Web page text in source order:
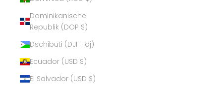
Dominikanische
Republik (DOP $)
Dschibuti (DJF Fdj)
Ecuador (USD $)
El Salvador (USD $)